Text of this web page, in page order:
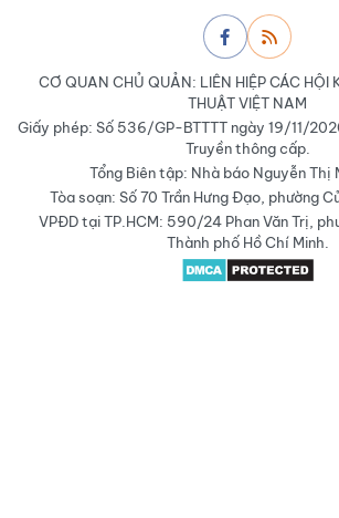
CƠ QUAN CHỦ QUẢN: LIÊN HIỆP CÁC HỘI
THUẬT VIỆT NAM
Giấy phép: Số 536/GP-BTTTT ngày 19/11/
Truyền thông cấp.
Tổng Biên tập: Nhà báo Nguyễn Thị
Tòa soạn: Số 70 Trần Hưng Đạo, phường
VPĐD tại TP.HCM: 590/24 Phan Văn Trị,
Thành phố Hồ Chí Minh.